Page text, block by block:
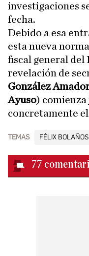
investigaciones
fecha.
Debido a esa
esta nueva
fiscal general del
revelación de
González
Ayuso)
concretamente
TEMAS FÉLIX BOLAÑOS
77